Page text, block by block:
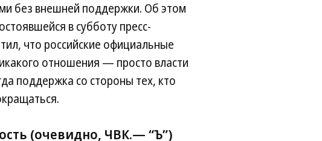
без внешней поддержки. Об этом
в субботу пресс-
что российские официальные
отношения — просто власти
поддержка со стороны тех, кто
(очевидно, ЧВК.—“Ъ”)